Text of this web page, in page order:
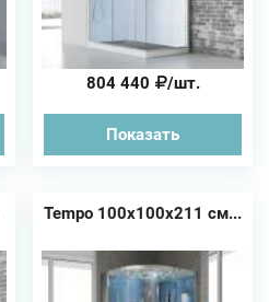
804 440 /шт.
Показать
Tempo 100х100х211 см...